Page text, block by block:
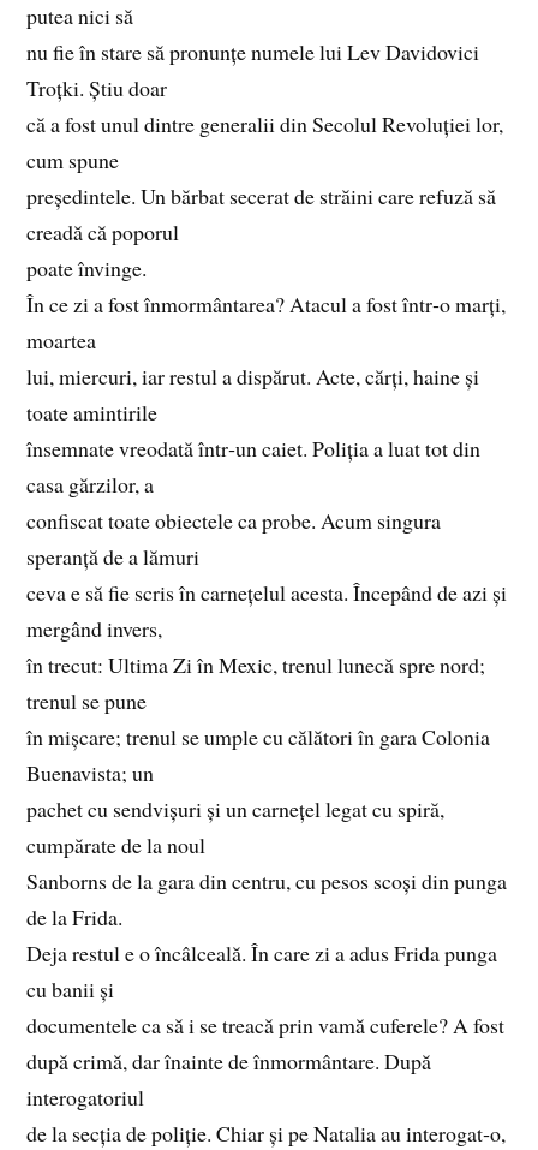
putea nici să
nu fie în stare să pronunțe numele lui Lev Davidovici
Troțki. Știu doar
că a fost unul dintre generalii din Secolul Revoluției lor,
cum spune
președintele. Un bărbat secerat de străini care refuză să
creadă că poporul
poate învinge.
În ce zi a fost înmormântarea? Atacul a fost într‑o marți,
moartea
lui, miercuri, iar restul a dispărut. Acte, cărți, haine și
toate amintirile
însemnate vreodată într‑un caiet. Poliția a luat tot din
casa gărzilor, a
confiscat toate obiectele ca probe. Acum singura
speranță de a lămuri
ceva e să fie scris în carnețelul acesta. Începând de azi și
mergând invers,
în trecut: Ultima Zi în Mexic, trenul lunecă spre nord;
trenul se pune
în mișcare; trenul se umple cu călători în gara Colonia
Buenavista; un
pachet cu sendvișuri și un carnețel legat cu spiră,
cumpărate de la noul
Sanborns de la gara din centru, cu pesos scoși din punga
de la Frida.
Deja restul e o încâlceală. În care zi a adus Frida punga
cu banii și
documentele ca să i se treacă prin vamă cuferele? A fost
după crimă, dar înainte de înmormântare. După
interogatoriul
de la secția de poliție. Chiar și pe Natalia au interogat‑o,